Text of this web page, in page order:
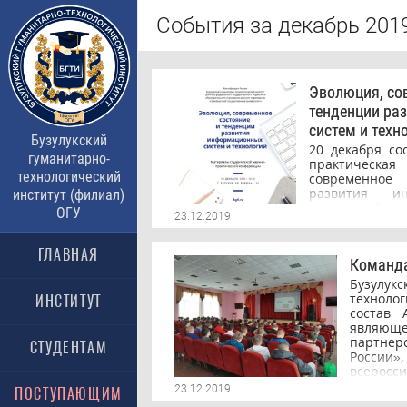
Бузулукский
гуманитарно-
технологический
институт (филиал)
ОГУ
ГЛАВНАЯ
ИНСТИТУТ
СТУДЕНТАМ
ПОСТУПАЮЩИМ
События за декабрь
Эволюция,
тенденции
систем и
20 декабря
развития
финансово-
филиала
ОГАУ,
управления
23.12.2019
состав
23.12.2019